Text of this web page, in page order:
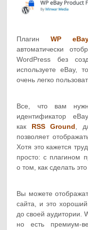
ПлагинWP
автоматически
WordPress без
используете eBay,
очень легко
Все, что вам
идентификатор
как RSS Ground,
позволяет
Хотя это кажется
просто: с плагином
о том, как сделать
Вы можете
сайта, и это
до своей аудитории.
но есть премиум-